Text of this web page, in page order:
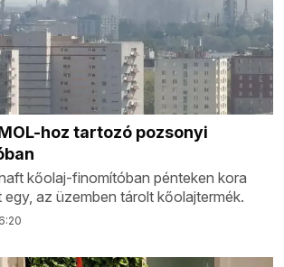
hoz tartozó pozsonyi
kőolaj-finomítóban pénteken kora
egy, az üzemben tárolt kőolajtermék.